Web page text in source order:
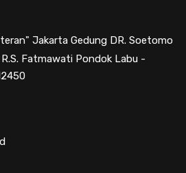
Jakarta Gedung DR. Soetomo
Fatmawati Pondok Labu -